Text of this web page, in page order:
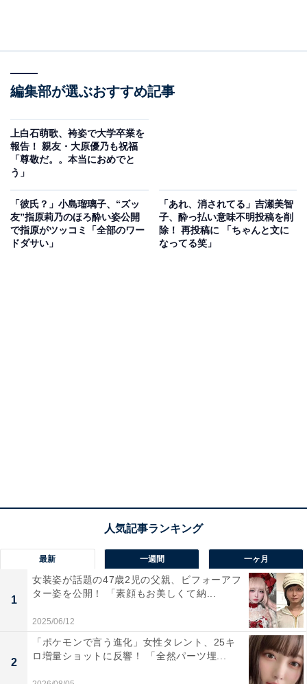
編集部が選ぶおすすめ記事
上白石萌歌、袴姿で大学卒業を
報告！ 親友・大原優乃も祝福
「尊敬だ。。本当におめでと
う」
「彼氏？」小島瑠璃子、“ズッ
友”指原莉乃のほろ酔い姿公開
で指原がツッコミ「全部のワー
ドダサい」
「あれ、消されてる」吉瀬美智
子、酔っ払い意味不明投稿を削
除！ 再投稿に 「ちゃんと文に
なってる笑」
最新 一週間 一ヶ月
1
女装姿が話題の47歳2児の父親、ビフォーアフ
ター姿を公開！ 「素顔もお美しくて納...
2025/06/12
2
「ポケモンで言う進化」女性タレント、25キ
ロ増量ショットに反響！ 「全然パーツ埋...